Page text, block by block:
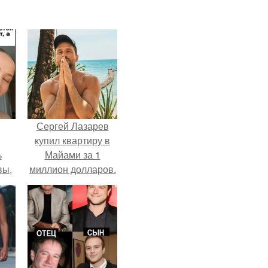
Сергей Лазарев
купил квартиру в
Майами за 1
миллион долларов.